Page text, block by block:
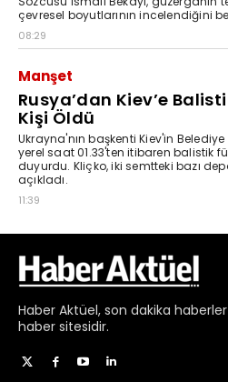
Haber Aktüel, son dakika haberler
haber sitesidir.